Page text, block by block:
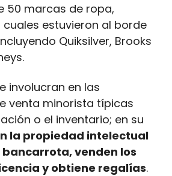
50 marcas de ropa,
estuvieron al borde
Quiksilver, Brooks
involucran en las
venta minorista típicas
o el inventario; en su
la propiedad intelectual
venden los
y obtiene regalías.